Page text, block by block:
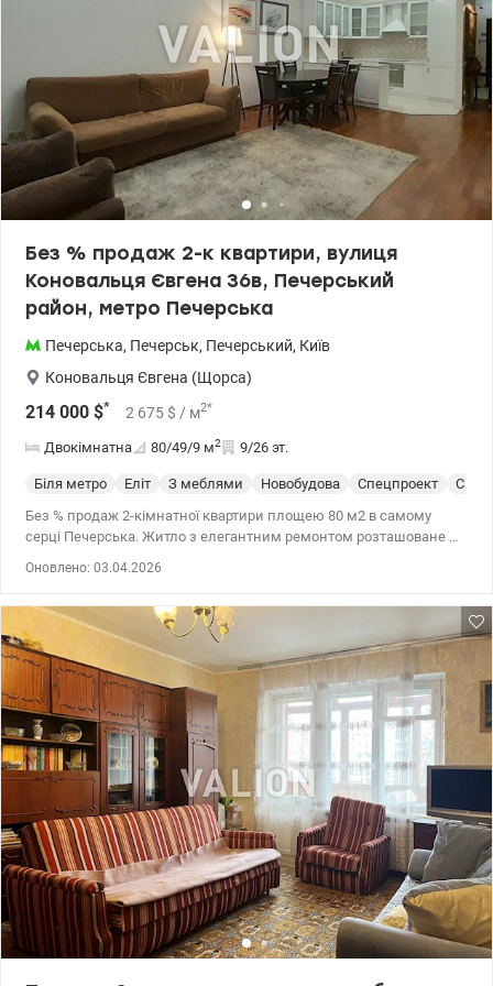
для сім’ї або тих, хто цінує простір, комфорт і центральну
локацію. Є відео квартири — надішлю за запитом. Ціна - 370 000
у.е без комісіі для покупця. 0672353314 Ірина. valion.ua/1148416
Без % продаж 2-к квартири, вулиця
Коновальця Євгена 36в, Печерський
район, метро Печерська
Печерська, Печерськ, Печерський, Київ
Коновальця Євгена (Щорса)
214 000 $* 2 675 $ / м2*
Двокімнатна 80/49/9 м2 9/26 эт.
Біля метро Еліт З меблями Новобудова Спецпроект
С
Без % продаж 2-кімнатної квартири площею 80 м2 в самому
серці Печерська. Житло з елегантним ремонтом розташоване в
поверх 9/26 - висота стелі 2,85 м2 - дизайнерський ремонт з
якісними меблями та технікою - планування: велика вітальня
об'єднана з кухнею, затишна спальня з балконом, ванна
кімната, гардеробна, гостьовий санвузол - монолітно-каркасний
будинок 2011 року будівництва - клас бізнес - централізоване
опалення - резервне живлення (генератор) - пропускна система
- консьєрж сервіс та охорона, відеонагляд - наземний і
трирівневий підземний паркінг Інфраструктура: - тиха й затишна
локація будинку, поза межами інтенсивного руху, всього 5
хвилин пішки до станції метро «Печерська» - поруч КНУКіМ,
супермаркети, навчальні заклади, ресторани, медичні установи
- будинок має свою інфраструктуру: кафе, ресторани, салони
краси, магазини Телефонуйте для запису на перегляд ціна
214000 у.о. 0937470721 Наталя valion.ua/1147883
Оновлено: 03.04.2026